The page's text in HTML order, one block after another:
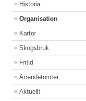
Historia
Organisation
Kartor
Skogsbruk
Fritid
Arrendetomter
Aktuellt